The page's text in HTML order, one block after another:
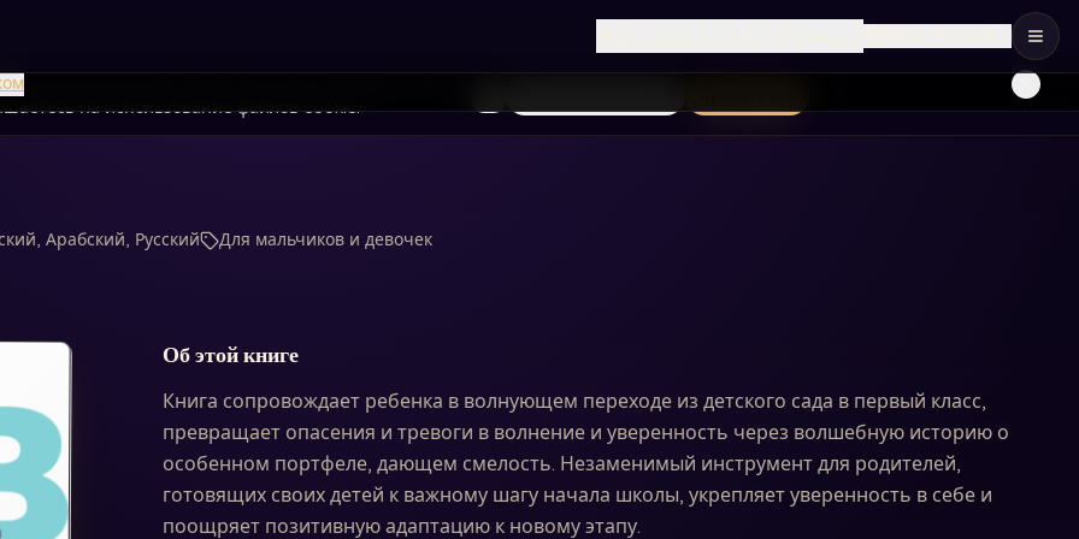
вашего опыта и анализа трафика сайта.
на использование файлов cookie.
Арабский, Русский Для мальчиков и девочек
Об этой книге
Книга сопровождает ребенка в волнующем переходе из детского сада в первый класс,
превращает опасения и тревоги в волнение и уверенность через волшебную историю о
особенном портфеле, дающем смелость. Незаменимый инструмент для родителей,
готовящих своих детей к важному шагу начала школы, укрепляет уверенность в себе и
поощряет позитивную адаптацию к новому этапу.